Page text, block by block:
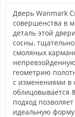
Дверь Wanmark
совершенства в
деталь этой
сосны,
смоляных
геометрию
с изменениями в
облицовывается
подход
идеальную